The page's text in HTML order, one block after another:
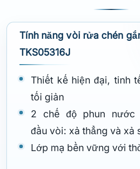
Tính năng vòi rửa chén
TKS05316J
Thiết kế hiện đại, tinh
tối giản
2 chế độ phun nước
đầu vòi: xả thẳng và xả
Lớp mạ bền vững với